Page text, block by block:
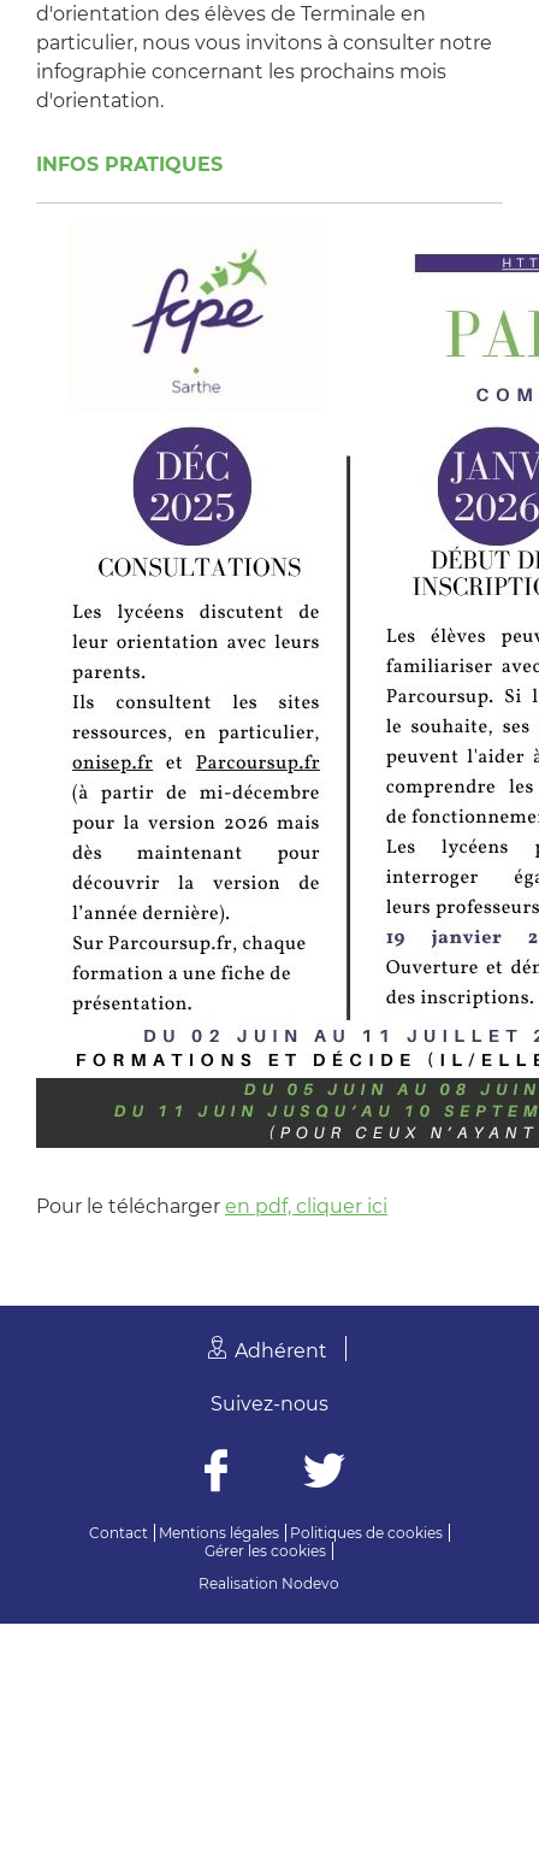
d'orientation des élèves de Terminale en
particulier, nous vous invitons à consulter notre
infographie concernant les prochains mois
d'orientation.
INFOS PRATIQUES
Pour le télécharger en pdf, cliquer ici
Adhérent
Contact Mentions légales
Politiques de cookies
Gérer les cookies
Realisation Nodevo
Suivez-nous